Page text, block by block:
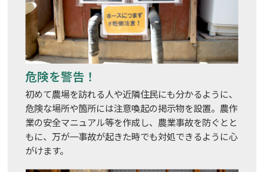
危険を警告！
初めて農場を訪れる人や近隣住民にも分かるように、
危険な場所や箇所には注意喚起の掲示物を設置。農作
業の安全マニュアル等を作成し、農業事故を防ぐとと
もに、万が一事故が起きた時でも対処できるように心
がけます。